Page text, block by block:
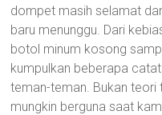
dompet masih selamat
baru menunggu. Dari
botol minum kosong
kumpulkan beberapa
teman-teman. Bukan teori
mungkin berguna saat